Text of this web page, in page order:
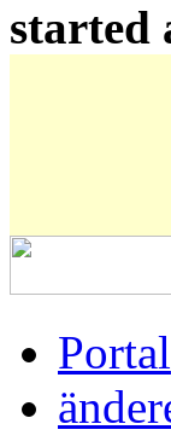
started
Portal